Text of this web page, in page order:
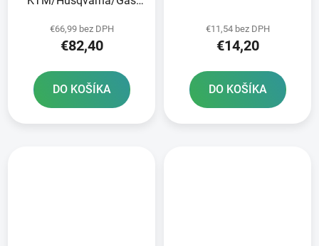
€66,99 bez DPH
€82,40
DO KOŠÍKA
€11,54 bez DPH
€14,20
DO KOŠÍKA